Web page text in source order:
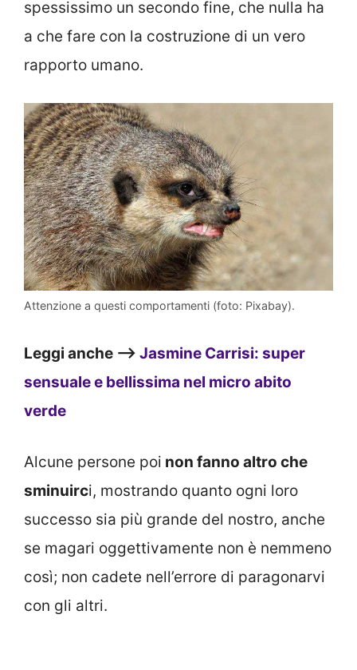
spessissimo un secondo fine, che nulla ha
a che fare con la costruzione di un vero
rapporto umano.
Attenzione a questi comportamenti (foto: Pixabay).
Leggi anche –> Jasmine Carrisi: super
sensuale e bellissima nel micro abito
verde
Alcune persone poi non fanno altro che
sminuirci, mostrando quanto ogni loro
successo sia più grande del nostro, anche
se magari oggettivamente non è nemmeno
così; non cadete nell’errore di paragonarvi
con gli altri.